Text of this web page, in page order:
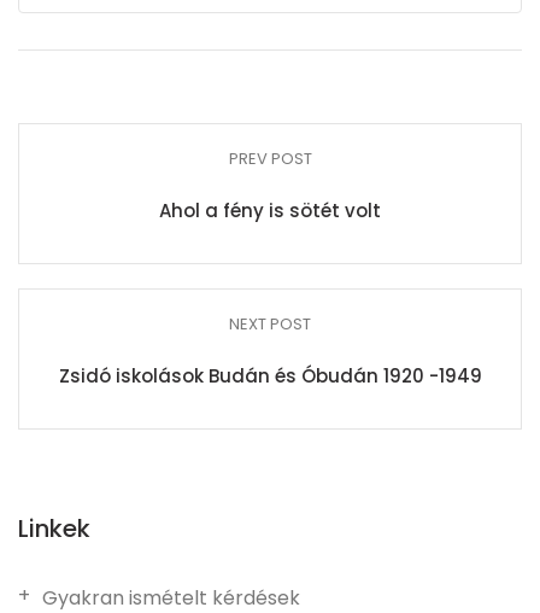
PREV POST
Ahol a fény is sötét volt
NEXT POST
Zsidó iskolások Budán és Óbudán 1920 -1949
Linkek
Gyakran ismételt kérdések